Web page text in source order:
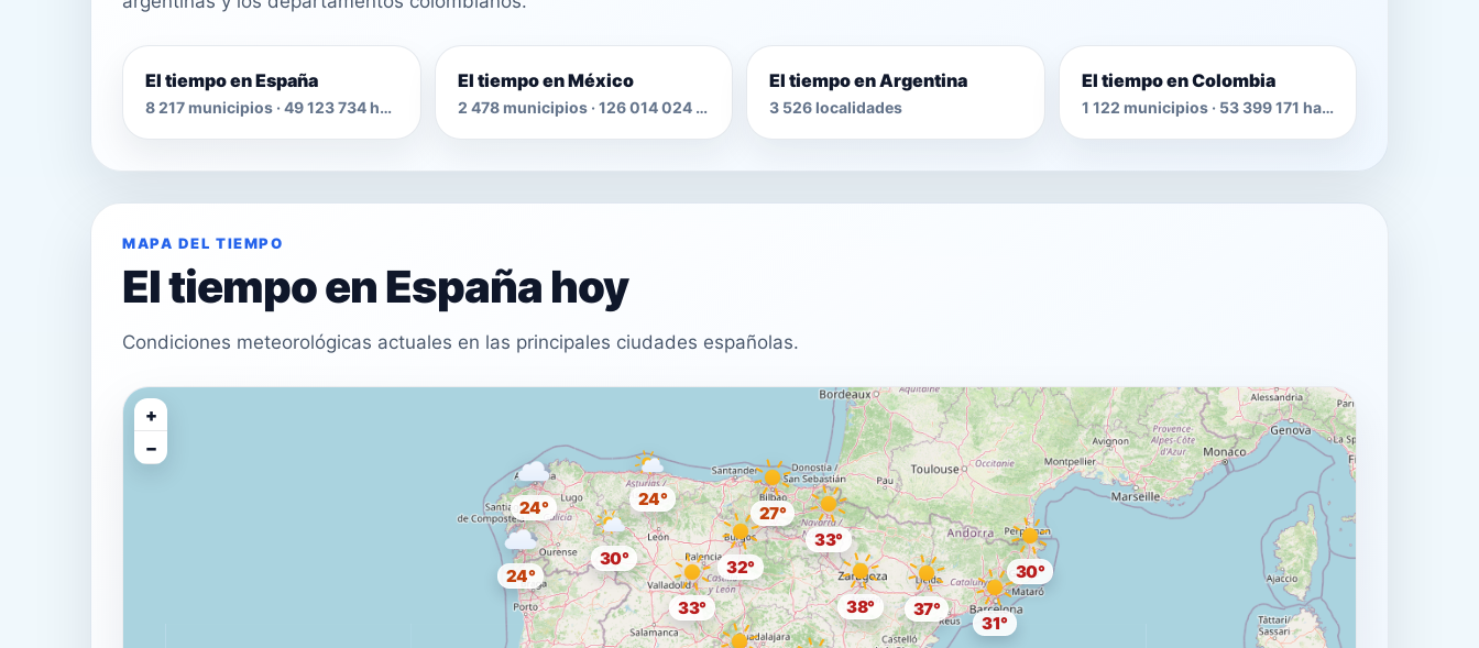
El tiempo en España
8 217 municipios · 49 123 734 habitantes
El tiempo en México
2 478 municipios · 126 014 024 habitantes
El tiempo en Argentina
3 526 localidades
El tiempo en Colombia
1 122 municipios · 53 399 171 habitantes
MAPA DEL TIEMPO
El tiempo en España hoy
Condiciones meteorológicas actuales en las principales ciudades españolas.
31°
38°
27°
33°
24°
24°
24°
33°
32°
37°
30°
30°
+
−